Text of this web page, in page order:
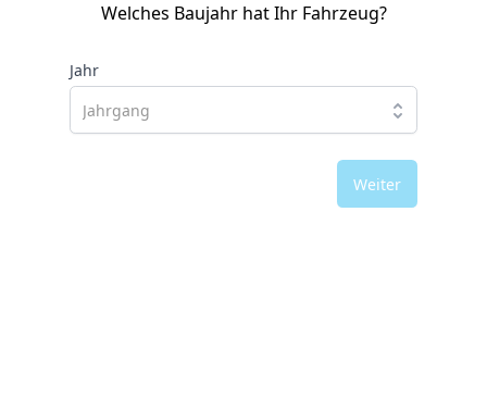
Welches Baujahr hat Ihr Fahrzeug?
Jahr
Weiter